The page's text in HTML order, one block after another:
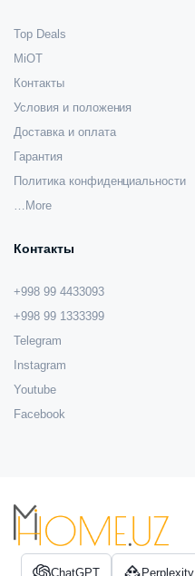
Top Deals
MiOT
Контакты
Условия и положения
Доставка и оплата
Гарантия
Политика конфиденциальности
…More
Контакты
+998 99 4433093
+998 99 1333399
Telegram
Instagram
Youtube
Facebook
ChatGPT Perplexity